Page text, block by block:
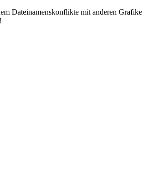
Dateinamenskonflikte mit anderen